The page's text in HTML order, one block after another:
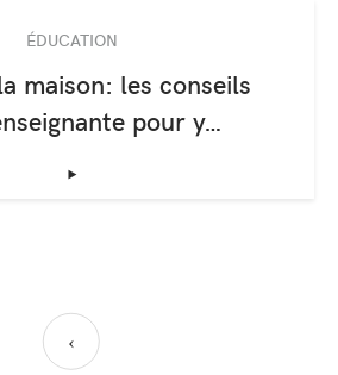
ÉDUCATION
maison: les conseils
pour y…
‣
›